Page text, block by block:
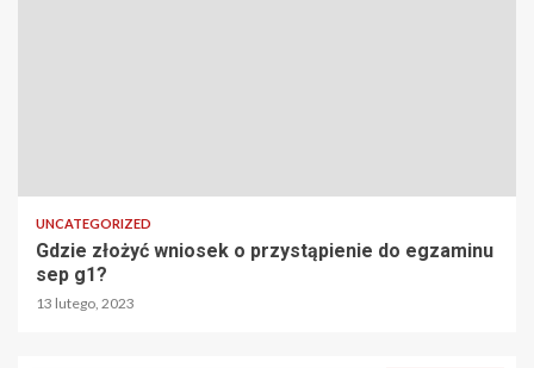
UNCATEGORIZED
Gdzie złożyć wniosek o przystąpienie do egzaminu
sep g1?
13 lutego, 2023